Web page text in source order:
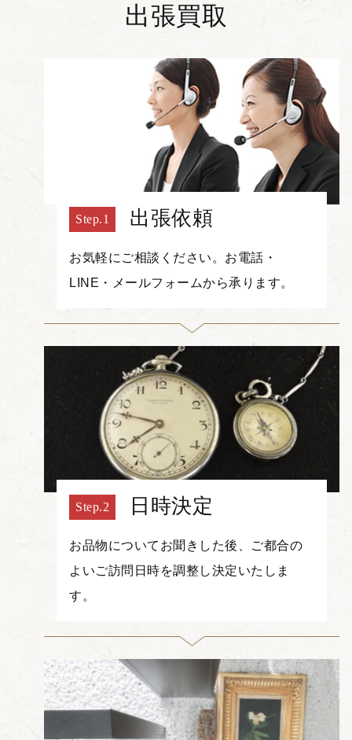
出張買取
出張依頼
お気軽にご相談ください。お電話・
LINE・メールフォームから承ります。
日時決定
お品物についてお聞きした後、ご都合の
よいご訪問日時を調整し決定いたしま
す。